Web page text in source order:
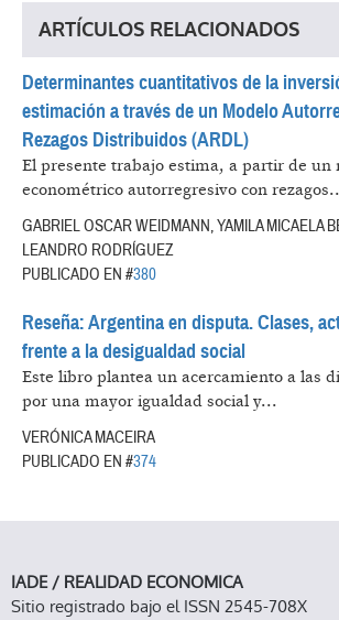
ARTÍCULOS RELACIONADOS
Determinantes cuantitativos de la
estimación a través de un Modelo
Rezagos Distribuidos (ARDL)
El presente trabajo estima, a partir de un
econométrico autorregresivo con
GABRIEL OSCAR WEIDMANN, YAMILA MICAELA
LEANDRO RODRÍGUEZ
PUBLICADO EN #380
Reseña: Argentina en disputa. Clases,
frente a la desigualdad social
Este libro plantea un acercamiento a las
por una mayor igualdad social y...
VERÓNICA MACEIRA
PUBLICADO EN #374
IADE / REALIDAD ECONOMICA
Sitio registrado bajo el ISSN 2545-708X